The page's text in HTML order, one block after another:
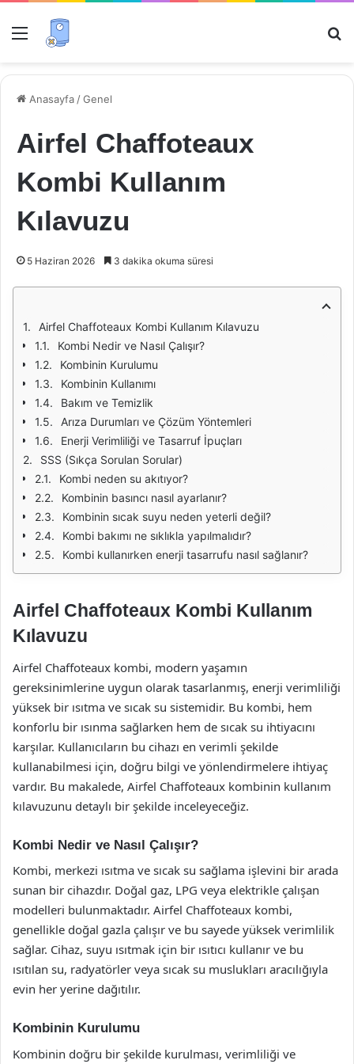
Menü
Anasayfa /Genel
Airfel Chaffoteaux
Kombi Kullanım
Kılavuzu
5 Haziran 2026 3 dakika okuma süresi
Airfel Chaffoteaux Kombi Kullanım Kılavuzu
Kombi Nedir ve Nasıl Çalışır?
Kombinin Kurulumu
Kombinin Kullanımı
Bakım ve Temizlik
Arıza Durumları ve Çözüm Yöntemleri
Enerji Verimliliği ve Tasarruf İpuçları
SSS (Sıkça Sorulan Sorular)
Kombi neden su akıtıyor?
Kombinin basıncı nasıl ayarlanır?
Kombinin sıcak suyu neden yeterli değil?
Kombi bakımı ne sıklıkla yapılmalıdır?
Kombi kullanırken enerji tasarrufu nasıl sağlanır?
Airfel Chaffoteaux Kombi Kullanım
Kılavuzu
Airfel Chaffoteaux kombi, modern yaşamın
gereksinimlerine uygun olarak tasarlanmış, enerji verimliliği
yüksek bir ısıtma ve sıcak su sistemidir. Bu kombi, hem
konforlu bir ısınma sağlarken hem de sıcak su ihtiyacını
karşılar. Kullanıcıların bu cihazı en verimli şekilde
kullanabilmesi için, doğru bilgi ve yönlendirmelere ihtiyaç
vardır. Bu makalede, Airfel Chaffoteaux kombinin kullanım
kılavuzunu detaylı bir şekilde inceleyeceğiz.
Kombi Nedir ve Nasıl Çalışır?
Kombi, merkezi ısıtma ve sıcak su sağlama işlevini bir arada
sunan bir cihazdır. Doğal gaz, LPG veya elektrikle çalışan
modelleri bulunmaktadır. Airfel Chaffoteaux kombi,
genellikle doğal gazla çalışır ve bu sayede yüksek verimlilik
sağlar. Cihaz, suyu ısıtmak için bir ısıtıcı kullanır ve bu
ısıtılan su, radyatörler veya sıcak su muslukları aracılığıyla
evin her yerine dağıtılır.
Kombinin Kurulumu
Kombinin doğru bir şekilde kurulması, verimliliği ve